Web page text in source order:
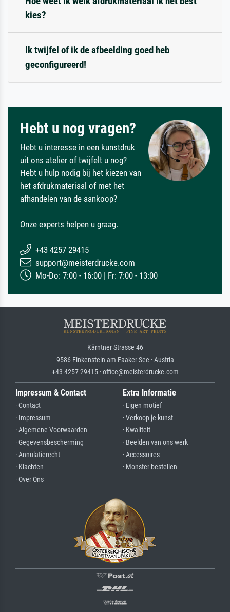
kies?
Ik twijfel of ik de afbeelding goed heb
geconfigureerd!
Hebt u nog vragen?
Hebt u interesse in een kunstdruk
uit ons atelier of twijfelt u nog?
Hebt u hulp nodig bij het kiezen van
het afdrukmateriaal of met het
afhandelen van de aankoop?
Onze experts helpen u graag.
+43 4257 29415
support@meisterdrucke.com
Mo-Do: 7:00 - 16:00 | Fr: 7:00 - 13:00
Kärntner Strasse 46
9586 Finkenstein am Faaker See · Austria
+43 4257 29415 · office@meisterdrucke.com
Impressum & Contact
· Contact
· Impressum
· Algemene Voorwaarden
· Gegevensbescherming
· Annulatierecht
· Klachten
· Over Ons
Extra Informatie
· Eigen motief
· Verkoop je kunst
· Kwaliteit
· Beelden van ons werk
· Accessoires
· Monster bestellen